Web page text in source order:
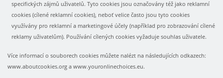
specifických zájmů uživatelů. Tyto cookies jsou označovány též jako reklamní
cookies (cílené reklamní cookies), neboť velice často jsou tyto cookies
využívány pro reklamní a marketingové účely (například pro zobrazování cílené
reklamy uživatelům). Používání cílených cookies vyžaduje souhlas uživatele.
Více informací o souborech cookies můžete nalézt na následujících odkazech:
www.aboutcookies.org a www.youronlinechoices.eu.